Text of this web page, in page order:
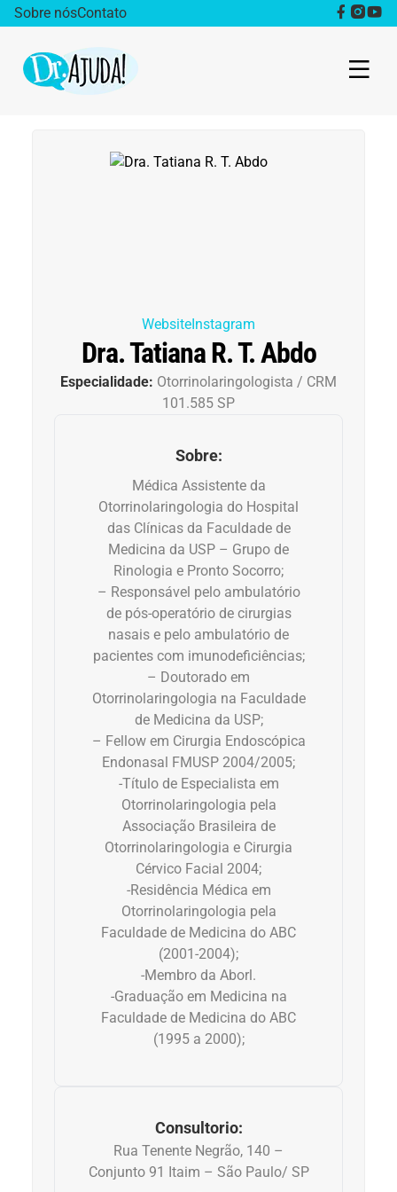
Sobre nósContato
Saúde da mulher
Aparelho Digestivo
Atividade física
Beleza e Cosmética
Cirurgia Plástica
Coronavírus
Dieta e nutrição
Doenças infecciosas
Emagrecimento
WebsiteInstagram
Dra. Tatiana R. T. Abdo
Especialidade: Otorrinolaringologista / CRM
101.585 SP
Sobre:
Médica Assistente da
Otorrinolaringologia do Hospital
das Clínicas da Faculdade de
Medicina da USP – Grupo de
Rinologia e Pronto Socorro;
– Responsável pelo ambulatório
de pós-operatório de cirurgias
nasais e pelo ambulatório de
pacientes com imunodeficiências;
– Doutorado em
Otorrinolaringologia na Faculdade
de Medicina da USP;
– Fellow em Cirurgia Endoscópica
Endonasal FMUSP 2004/2005;
-Título de Especialista em
Otorrinolaringologia pela
Associação Brasileira de
Otorrinolaringologia e Cirurgia
Cérvico Facial 2004;
-Residência Médica em
Otorrinolaringologia pela
Faculdade de Medicina do ABC
(2001-2004);
-Membro da Aborl.
-Graduação em Medicina na
Faculdade de Medicina do ABC
(1995 a 2000);
Consultorio:
Rua Tenente Negrão, 140 –
Conjunto 91 Itaim – São Paulo/ SP